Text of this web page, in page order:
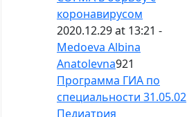
коронавирусом
2020.12.29 at 13:21 -
Medoeva Albina
Anatolevna921
Программа ГИА по
специальности 31.05.02
Педиатрия